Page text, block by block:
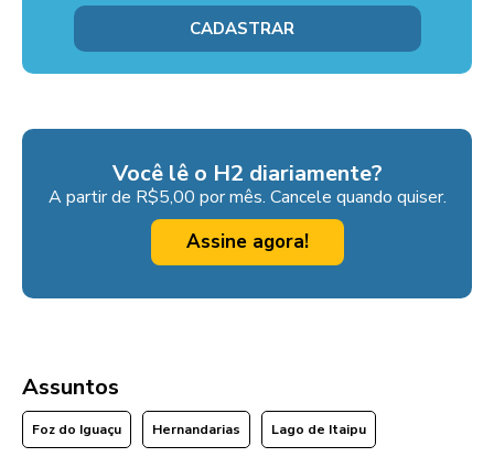
Você lê o H2 diariamente?
A partir de R$5,00 por mês. Cancele quando quiser.
Assine agora!
Assuntos
Foz do Iguaçu Hernandarias Lago de Itaipu